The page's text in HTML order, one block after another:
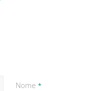
Nome *